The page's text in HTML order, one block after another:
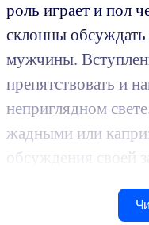
роль играет и пол
склонны
мужчины.
препятствовать и
неприглядном
жадными или
обсуждения своей